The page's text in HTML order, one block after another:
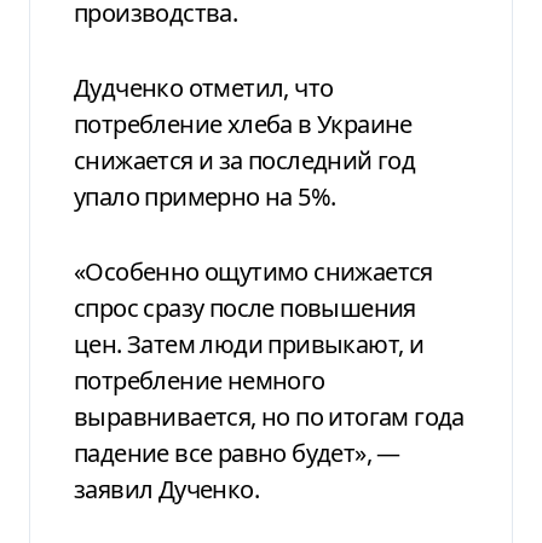
производства.
Дудченко отметил, что
потребление хлеба в Украине
снижается и за последний год
упало примерно на 5%.
«Особенно ощутимо снижается
спрос сразу после повышения
цен. Затем люди привыкают, и
потребление немного
выравнивается, но по итогам года
падение все равно будет», —
заявил Дученко.